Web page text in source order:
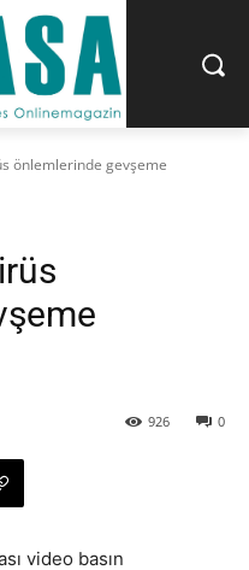
önlemlerinde gevşeme
0
926
video basın